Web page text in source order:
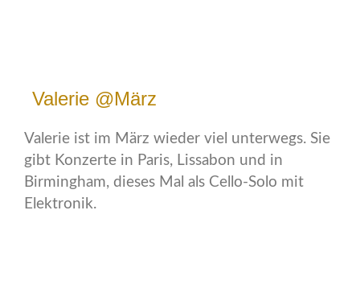
Valerie @März
Valerie ist im März wieder viel unterwegs. Sie
gibt Konzerte in Paris, Lissabon und in
Birmingham, dieses Mal als Cello-Solo mit
Elektronik.